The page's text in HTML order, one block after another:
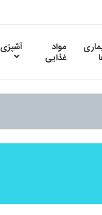
مواد
غذایی
آشپزی